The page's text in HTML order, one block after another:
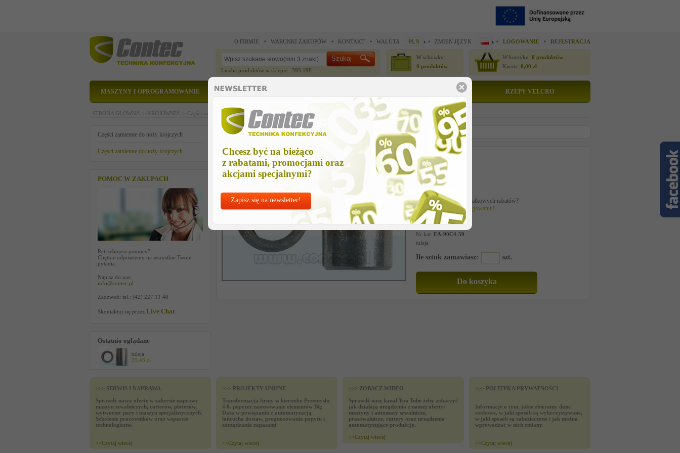
Chcesz być na bieżąco
z rabatami, promocjami oraz
akcjami specjalnymi?
Zapisz się na newsletter!
O FIRMIE WARUNKI ZAKUPÓW KONTAKT WALUTA PLN ZMIEŃ JĘZYK LOGOWANIE REJESTRACJA
Liczba produktów w sklepie: 393 198
W schowku:
0 produktów
W koszyku: 0 produktów
Kwota: 0,00 zł
MASZYNY I OPROGRAMOWANIE CZĘŚCI ZAMIENNE RZEPY VELCRO
STRONA GŁÓWNA > KROJOWNIA > Części zamienne do noży krojczych >Części zamienne do noży krojczych > tuleja
Części zamienne do noży krojczych
Części zamienne do noży krojczych
POMOC W ZAKUPACH
Potrzebujesz pomocy?
Chętnie odpowiemy na wszystkie Twoje
pytania.
Napisz do nas:
info@contec.pl
Zadzwoń: tel.: (42) 227 11 40
Skontaktuj się przez Live Chat
Ostatnio oglądane
tuleja
29,43 zł
tuleja
Cena netto
29,43 zł
Chcesz korzystać z dodatkowych rabatów?
Najlepszeceny pozalogowaniu!
Nr kat: EA-90C4-59
tuleja
Ile sztuk zamawiasz: szt.
>>> SERWIS I NAPRAWA
Sprawdź naszą ofertę w zakresie naprawy
maszyn szwalniczych, cutterów, ploterów,
wytwornic pary i maszyn specjalistycznych.
Szkolenie pracowników oraz wsparcie
technologiczne.
>>Czytaj wiecej
>>> PROJEKTY UNIJNE
Transformacja firmy w kierunku Przemysłu
4.0. poprzez zastosowanie elementów Big
Data w powiązaniu z automatyzacją
łańcucha dostaw, prognozowania popytu i
zarządzania zapasami
>>Czytaj wiecej
>>> ZOBACZ WIDEO
Sprawdź nasz kanał You Tube żeby zobaczyć
jak działają urządzenia z naszej oferty:
maszyny i automaty szwalnicze,
prasowalnicze, cuttery oraz urządzenia
automatyzujące produkcje.
>>Czytaj wiecej
>>> POLITYKA PRYWATNOŚCI
Informacje o tym, jakie zbieramy dane
osobowe, w jaki sposób są wykorzystywane,
w jaki sposób są zabezieczone i jak można
wprowadzać w nich zmiany.
>>Czytaj wiecej